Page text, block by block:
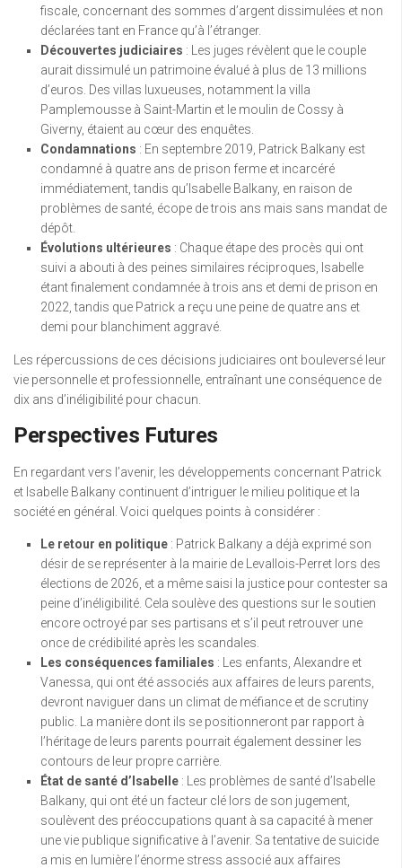
fiscale, concernant des sommes d’argent dissimulées et non
déclarées tant en France qu’à l’étranger.
Découvertes judiciaires : Les juges révèlent que le couple
aurait dissimulé un patrimoine évalué à plus de 13 millions
d’euros. Des villas luxueuses, notamment la villa
Pamplemousse à Saint-Martin et le moulin de Cossy à
Giverny, étaient au cœur des enquêtes.
Condamnations : En septembre 2019, Patrick Balkany est
condamné à quatre ans de prison ferme et incarcéré
immédiatement, tandis qu’Isabelle Balkany, en raison de
problèmes de santé, écope de trois ans mais sans mandat de
dépôt.
Évolutions ultérieures : Chaque étape des procès qui ont
suivi a abouti à des peines similaires réciproques, Isabelle
étant finalement condamnée à trois ans et demi de prison en
2022, tandis que Patrick a reçu une peine de quatre ans et
demi pour blanchiment aggravé.
Les répercussions de ces décisions judiciaires ont bouleversé leur
vie personnelle et professionnelle, entraînant une conséquence de
dix ans d’inéligibilité pour chacun.
Perspectives Futures
En regardant vers l’avenir, les développements concernant Patrick
et Isabelle Balkany continuent d’intriguer le milieu politique et la
société en général. Voici quelques points à considérer :
Le retour en politique : Patrick Balkany a déjà exprimé son
désir de se représenter à la mairie de Levallois-Perret lors des
élections de 2026, et a même saisi la justice pour contester sa
peine d’inéligibilité. Cela soulève des questions sur le soutien
encore octroyé par ses partisans et s’il peut retrouver une
once de crédibilité après les scandales.
Les conséquences familiales : Les enfants, Alexandre et
Vanessa, qui ont été associés aux affaires de leurs parents,
devront naviguer dans un climat de méfiance et de scrutiny
public. La manière dont ils se positionneront par rapport à
l’héritage de leurs parents pourrait également dessiner les
contours de leur propre carrière.
État de santé d’Isabelle : Les problèmes de santé d’Isabelle
Balkany, qui ont été un facteur clé lors de son jugement,
soulèvent des préoccupations quant à sa capacité à mener
une vie publique significative à l’avenir. Sa tentative de suicide
a mis en lumière l’énorme stress associé aux affaires